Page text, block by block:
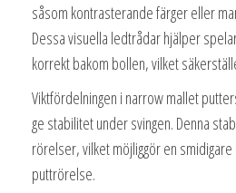
såsom kontrasterande färger eller
Dessa visuella ledtrådar hjälper
korrekt bakom bollen, vilket
Viktfördelningen i narrow mallet
ge stabilitet under svingen. Denna
rörelser, vilket möjliggör en
puttrörelse.